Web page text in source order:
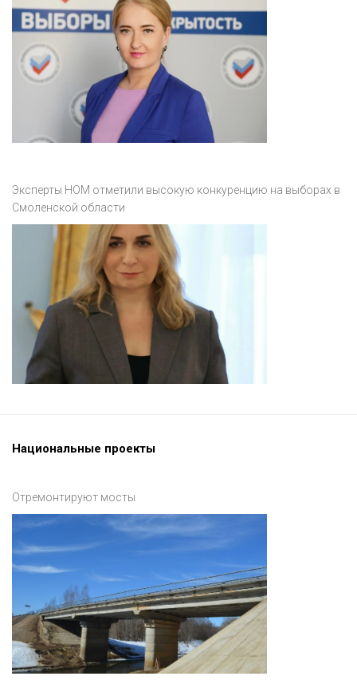
Эксперты НОМ отметили высокую конкуренцию на выборах в
Смоленской области
Национальные проекты
Отремонтируют мосты